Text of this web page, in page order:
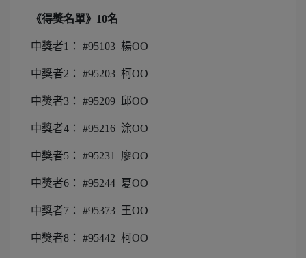
《得獎名單》10名
中獎者1： #95103 楊OO
中獎者2： #95203 柯OO
中獎者3： #95209 邱OO
中獎者4： #95216 涂OO
中獎者5： #95231 廖OO
中獎者6： #95244 夏OO
中獎者7： #95373 王OO
中獎者8： #95442 柯OO